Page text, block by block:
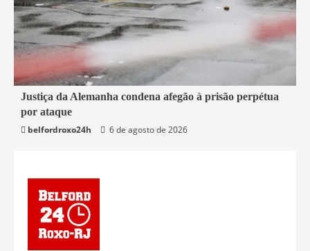
1 min read
Mundo
Justiça da Alemanha condena afegão à prisão perpétua
por ataque
belfordroxo24h
6 de agosto de 2026